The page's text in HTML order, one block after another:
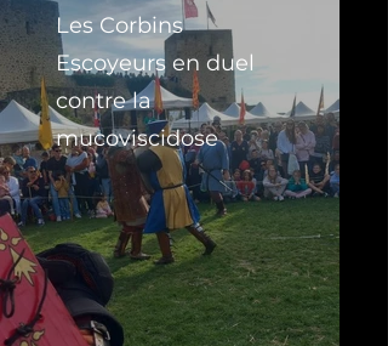
Les Corbins
Escoyeurs en duel
contre la
mucoviscidose